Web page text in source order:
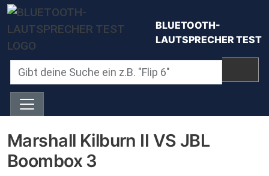
Direkt zum Inhalt
BLUETOOTH-
LAUTSPRECHER TEST
Marshall Kilburn II VS JBL
Boombox 3